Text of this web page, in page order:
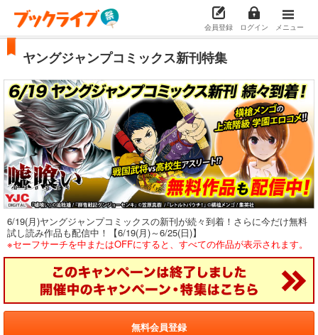
会員登録 ログイン メニュー
ヤングジャンプコミックス新刊特集
6/19(月)ヤングジャンプコミックスの新刊が続々到着！さらに今だけ無料
試し読み作品も配信中！【6/19(月)～6/25(日)】
※セーフサーチを中またはOFFにすると、すべての作品が表示されます。
無料会員登録